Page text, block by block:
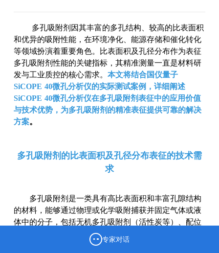
多孔吸附剂因其丰富的多孔结构、较高的比表面积
和优异的吸附性能，在环境净化、能源存储和催化转化
等领域扮演着重要角色。比表面积及孔径分布作为表征
多孔吸附剂性能的关键指标，其精准测量一直是材料研
发与工业质控的核心需求。 本文将结合国仪量子
SiCOPE 40微孔分析仪的实际测试案例，详细阐述
SiCOPE 40微孔分析仪在多孔吸附剂表征中的应用价值
与技术优势，为多孔吸附剂的精准表征提供可靠的解决
方案。
多孔吸附剂的比表面积及孔径分布表征的技术需
求
多孔吸附剂是一类具有高比表面积和丰富孔隙结构
的材料，能够通过物理或化学吸附捕获并固定气体或液
体中的分子，包括无机多孔吸附剂（活性炭等）、配位
聚合物（MOFs等）以及复合多孔吸附剂等。多孔吸附
剂的吸附能力、吸附选择性以及效率等核心性能，均与
专家对话